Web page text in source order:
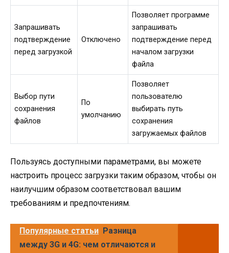
Запрашивать
подтверждение
перед загрузкой
Отключено
Позволяет программе
запрашивать
подтверждение перед
началом загрузки
файла
Выбор пути
сохранения
файлов
По
умолчанию
Позволяет
пользователю
выбирать путь
сохранения
загружаемых файлов
Пользуясь доступными параметрами, вы можете
настроить процесс загрузки таким образом, чтобы он
наилучшим образом соответствовал вашим
требованиям и предпочтениям.
Популярные статьи Разница
между 3G и 4G: чем отличаются и